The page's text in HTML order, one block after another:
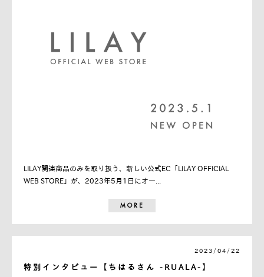
LILAY関連商品のみを取り扱う、新しい公式EC「LILAY OFFICIAL
WEB STORE」が、2023年5月1日にオー...
MORE
2023/04/22
特別インタビュー【ちはるさん -RUALA-】